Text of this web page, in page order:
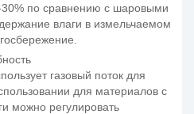
30% по сравнению с шаровыми
влаги в измельчаемом
газовый поток для
для материалов с
можно регулировать